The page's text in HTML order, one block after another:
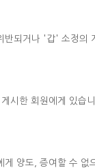
되거나 '갑' 소정의
시한 회원에게 있습니
양도, 증여할 수 없